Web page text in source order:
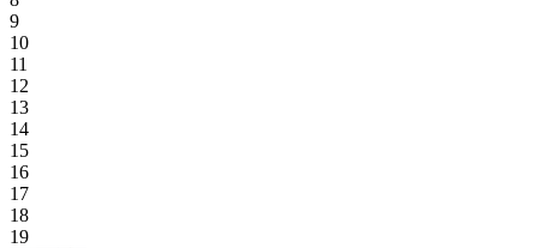
9
10
11
12
13
14
15
16
17
18
19